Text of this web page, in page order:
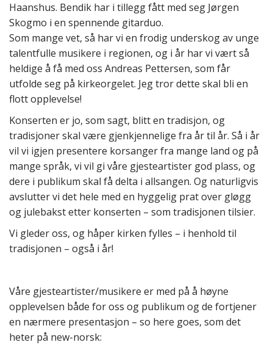
Haanshus. Bendik har i tillegg fått med seg Jørgen
Skogmo i en spennende gitarduo.
Som mange vet, så har vi en frodig underskog av unge
talentfulle musikere i regionen, og i år har vi vært så
heldige å få med oss Andreas Pettersen, som får
utfolde seg på kirkeorgelet. Jeg tror dette skal bli en
flott opplevelse!
Konserten er jo, som sagt, blitt en tradisjon, og
tradisjoner skal være gjenkjennelige fra år til år. Så i år
vil vi igjen presentere korsanger fra mange land og på
mange språk, vi vil gi våre gjesteartister god plass, og
dere i publikum skal få delta i allsangen. Og naturligvis
avslutter vi det hele med en hyggelig prat over gløgg
og julebakst etter konserten – som tradisjonen tilsier.
Vi gleder oss, og håper kirken fylles – i henhold til
tradisjonen – også i år!
Våre gjesteartister/musikere er med på å høyne
opplevelsen både for oss og publikum og de fortjener
en nærmere presentasjon – so here goes, som det
heter på new-norsk: